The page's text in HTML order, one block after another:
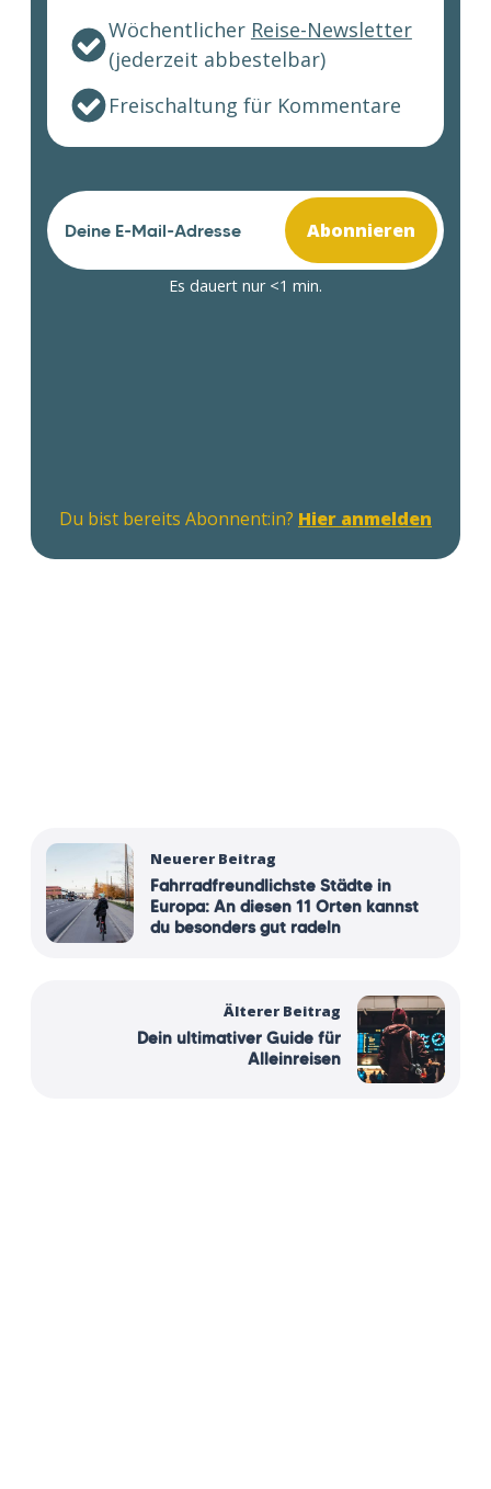
Wöchentlicher Reise-Newsletter
(jederzeit abbestelbar)
Freischaltung für Kommentare
Abonnieren
Es dauert nur <1 min.
Du bist bereits Abonnent:in? Hier anmelden
Neuerer Beitrag
Fahrradfreundlichste Städte in
Europa: An diesen 11 Orten kannst
du besonders gut radeln
Älterer Beitrag
Dein ultimativer Guide für
Alleinreisen